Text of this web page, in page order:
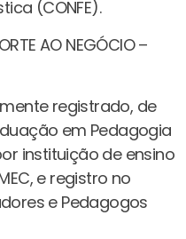
(CONFE).
AO NEGÓCIO –
registrado, de
em Pedagogia
instituição de ensino
e registro no
e Pedagogos